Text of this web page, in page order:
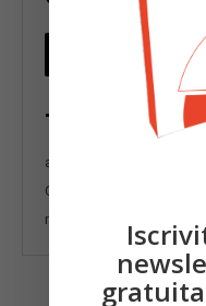
TAGS
arte contemporanea
Collezione da Tiffany
mercato